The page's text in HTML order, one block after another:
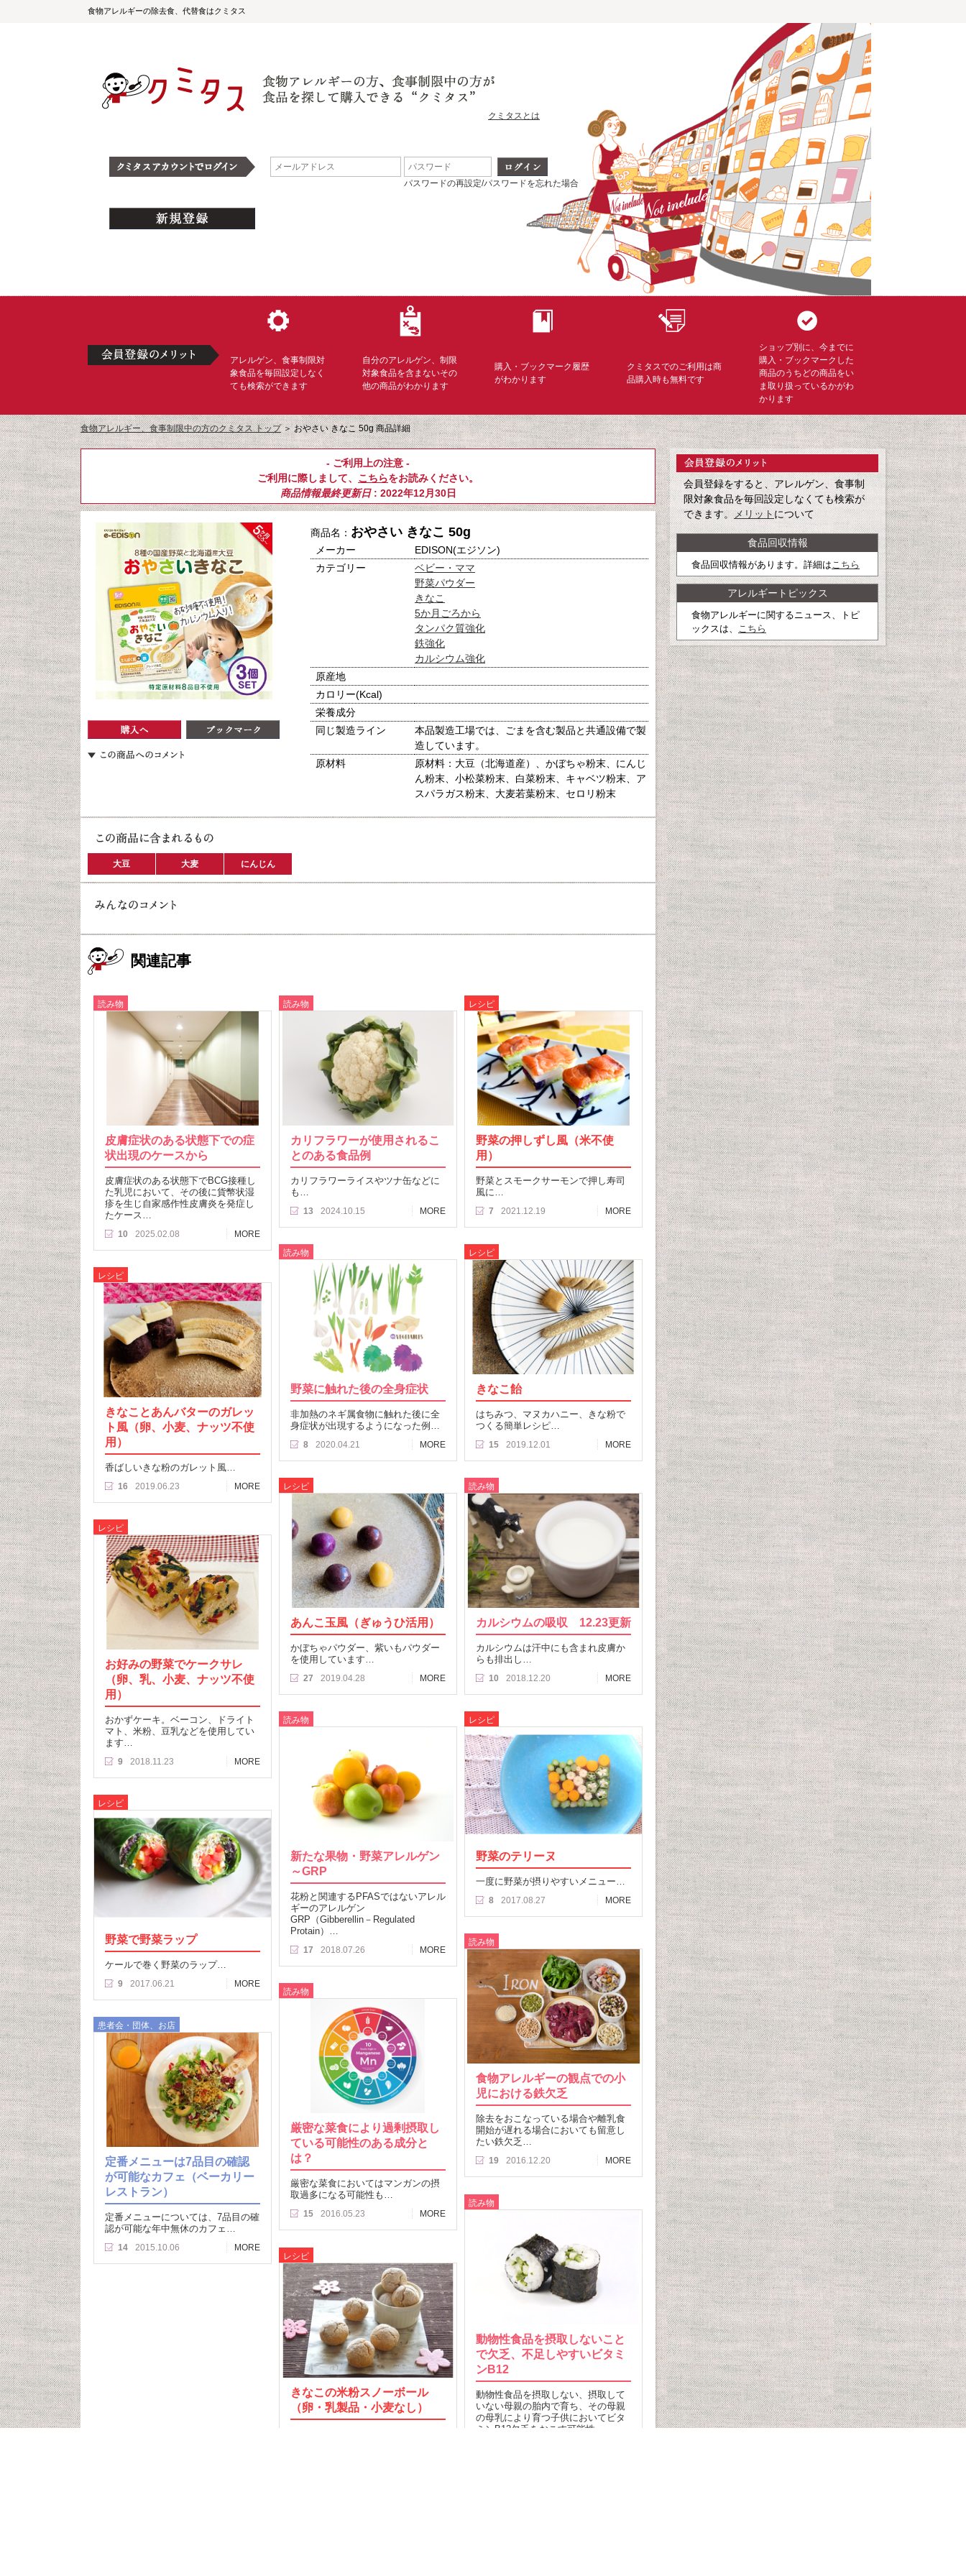
食物アレルギーの除去食、代替食はクミタス
クミタスとは
パスワードの再設定/パスワードを忘れた場合
アレルゲン、食事制限対
象食品を毎回設定しなく
ても検索ができます
自分のアレルゲン、制限
対象食品を含まないその
他の商品がわかります
購入・ブックマーク履歴
がわかります
クミタスでのご利用は商
品購入時も無料です
ショップ別に、今までに
購入・ブックマークした
商品のうちどの商品をい
ま取り扱っているかがわ
かります
食物アレルギー、食事制限中の方のクミタス トップ＞おやさい きなこ 50g 商品詳細
- ご利用上の注意 -
ご利用に際しまして、 こちらをお読みください。
商品情報最終更新日: 2022年12月30日
商品名： おやさい きなこ 50g
メーカー
EDISON(エジソン)
カテゴリー
ベビー・ママ
野菜パウダー
きなこ
5か月ごろから
タンパク質強化
鉄強化
カルシウム強化
原産地
カロリー(Kcal)
栄養成分
同じ製造ライン
本品製造工場では、ごまを含む製品と共通設備で製
造しています。
原材料
原材料：大豆（北海道産）、かぼちゃ粉末、にんじ
ん粉末、小松菜粉末、白菜粉末、キャベツ粉末、ア
スパラガス粉末、大麦若葉粉末、セロリ粉末
大豆 大麦 にんじん
関連記事
読み物
皮膚症状のある状態下での症
状出現のケースから
皮膚症状のある状態下でBCG接種し
た乳児において、その後に貨幣状湿
疹を生じ自家感作性皮膚炎を発症し
たケース…
10 2025.02.08 MORE
読み物
カリフラワーが使用されるこ
とのある食品例
カリフラワーライスやツナ缶などに
も…
13 2024.10.15 MORE
レシピ
野菜の押しずし風（米不使
用）
野菜とスモークサーモンで押し寿司
風に…
7 2021.12.19 MORE
読み物
野菜に触れた後の全身症状
非加熱のネギ属食物に触れた後に全
身症状が出現するようになった例…
8 2020.04.21 MORE
レシピ
きなこ飴
はちみつ、マヌカハニー、きな粉で
つくる簡単レシピ…
15 2019.12.01 MORE
レシピ
きなことあんバターのガレッ
ト風（卵、小麦、ナッツ不使
用）
香ばしいきな粉のガレット風…
16 2019.06.23 MORE レシピ
あんこ玉風（ぎゅうひ活用）
かぼちゃパウダー、紫いもパウダー
を使用しています…
27 2019.04.28 MORE
読み物
カルシウムの吸収 12.23更新
カルシウムは汗中にも含まれ皮膚か
らも排出し…
10 2018.12.20 MORE
レシピ
お好みの野菜でケークサレ
（卵、乳、小麦、ナッツ不使
用）
おかずケーキ。ベーコン、ドライト
マト、米粉、豆乳などを使用してい
ます…
9 2018.11.23 MORE
読み物
新たな果物・野菜アレルゲン
～GRP
花粉と関連するPFASではないアレル
ギーのアレルゲン
GRP（Gibberellin－Regulated
Protain）…
17 2018.07.26 MORE
レシピ
野菜のテリーヌ
一度に野菜が摂りやすいメニュー…
8 2017.08.27 MORE
レシピ
野菜で野菜ラップ
ケールで巻く野菜のラップ…
9 2017.06.21 MORE
読み物
食物アレルギーの観点での小
児における鉄欠乏
除去をおこなっている場合や離乳食
開始が遅れる場合においても留意し
たい鉄欠乏…
19 2016.12.20 MORE
読み物
厳密な菜食により過剰摂取し
ている可能性のある成分と
は？
厳密な菜食においてはマンガンの摂
取過多になる可能性も…
15 2016.05.23 MORE
患者会・団体、お店
定番メニューは7品目の確認
が可能なカフェ（ベーカリー
レストラン）
定番メニューについては、7品目の確
認が可能な年中無休のカフェ…
14 2015.10.06 MORE
読み物
動物性食品を摂取しないこと
で欠乏、不足しやすいビタミ
ンB12
動物性食品を摂取しない、摂取して
いない母親の胎内で育ち、その母親
の母乳により育つ子供においてビタ
ミンB12欠乏をおこす可能性…
レシピ
きなこの米粉スノーボール
（卵・乳製品・小麦なし）
会員登録をすると、アレルゲン、食事制
限対象食品を毎回設定しなくても検索が
できます。メリットについて
食品回収情報
食品回収情報があります。詳細は こちら
アレルギートピックス
食物アレルギーに関するニュース、トピ
ックスは、
こちら